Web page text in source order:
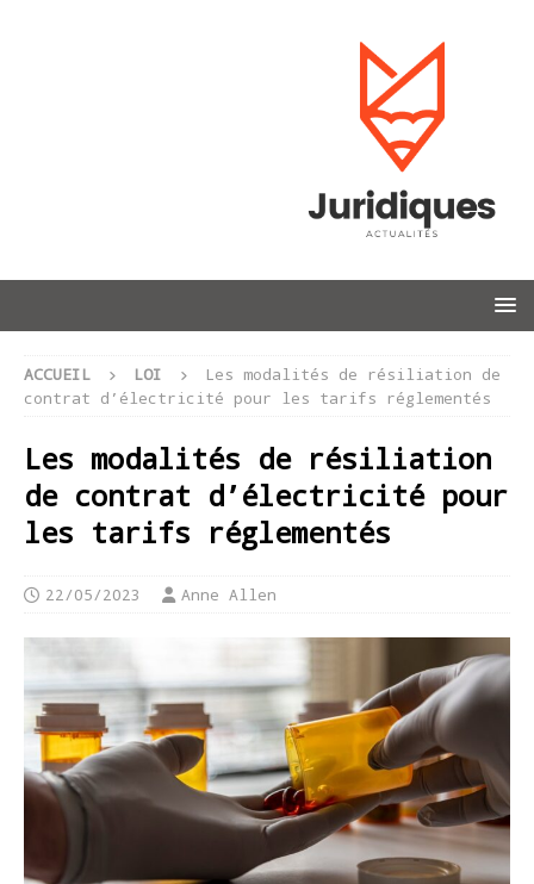
ACCUEIL LOI
Les modalités de résiliation de
contrat d’électricité pour les tarifs réglementés
Les modalités de résiliation
de contrat d’électricité pour
les tarifs réglementés
22/05/2023 Anne Allen